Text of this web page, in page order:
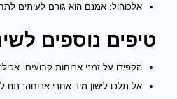
אלכוהול: אמנם הוא גורם לעיתים
טיפים נוספים
הקפידו על זמני ארוחות קבועים:
אל תלכו לישון מיד אחרי ארוחה: